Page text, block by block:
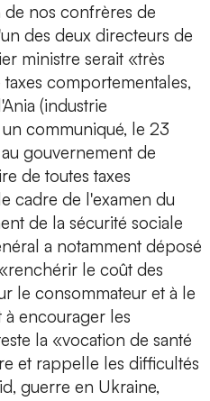
de nos confrères de
des deux directeurs de
ministre serait «très
comportementales,
(industrie
communiqué, le 23
gouvernement de
de toutes taxes
cadre de l'examen du
de la sécurité sociale
a notamment déposé
le coût des
le consommateur et à le
à encourager les
la «vocation de santé
et rappelle les difficultés
guerre en Ukraine,